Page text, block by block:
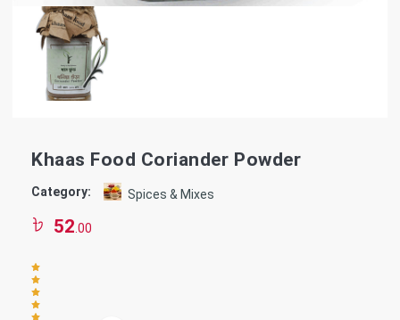
Khaas Food Coriander Powder
Category: Spices & Mixes
52 .00